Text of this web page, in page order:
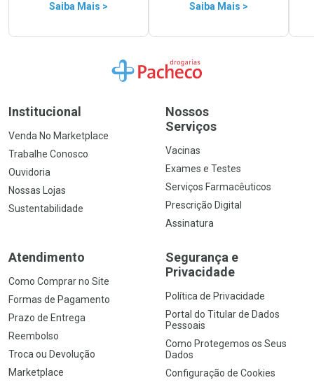
Saiba Mais > Saiba Mais >
Ir para a Home
Institucional
Venda No Marketplace
Trabalhe Conosco
Ouvidoria
Nossas Lojas
Sustentabilidade
Nossos
Serviços
Vacinas
Exames e Testes
Serviços Farmacêuticos
Prescrição Digital
Assinatura
Atendimento
Como Comprar no Site
Formas de Pagamento
Prazo de Entrega
Reembolso
Troca ou Devolução
Marketplace
Segurança e
Privacidade
Política de Privacidade
Portal do Titular de Dados
Pessoais
Como Protegemos os Seus
Dados
Configuração de Cookies